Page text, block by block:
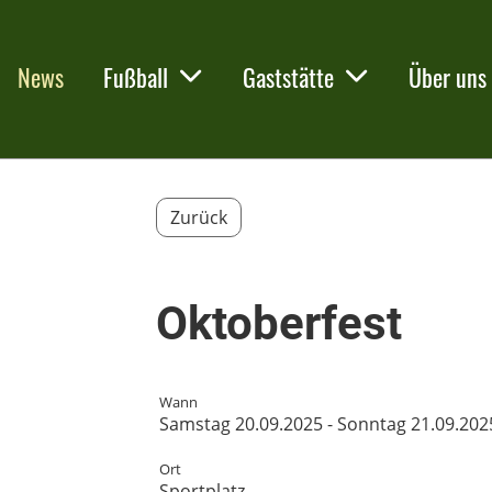
News Fußball Gaststätte Über uns
Zurück
Oktoberfest
Wann
Samstag 20.09.2025 - Sonntag
Ort